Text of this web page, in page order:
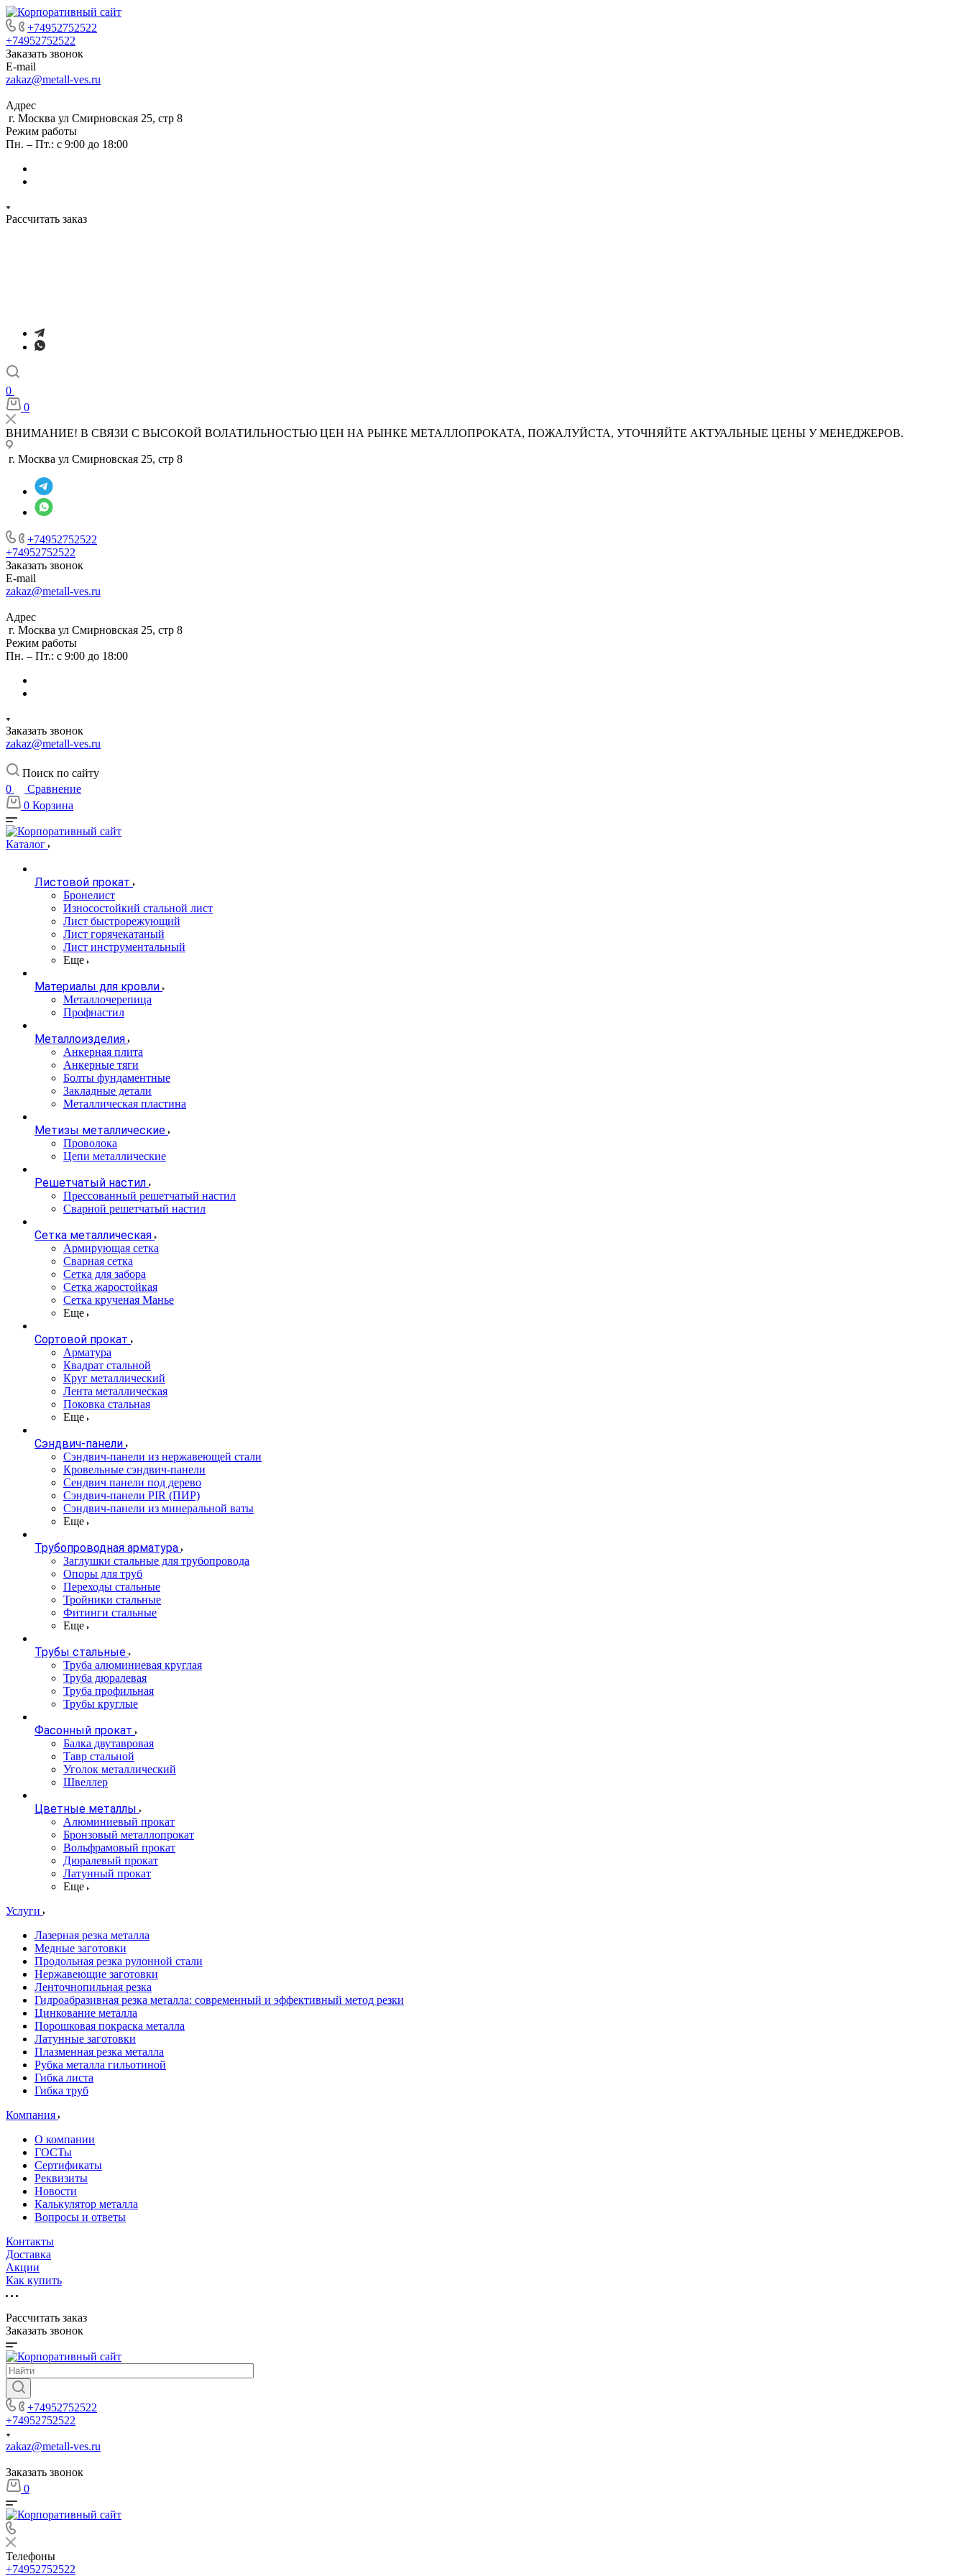
+74952752522
+74952752522
Заказать звонок
E-mail
zakaz@metall-ves.ru
Адрес
г. Москва ул Смирновская 25, стр 8
Режим работы
Пн. – Пт.: с 9:00 до 18:00
Рассчитать заказ
0
0
ВНИМАНИЕ! В СВЯЗИ С ВЫСОКОЙ ВОЛАТИЛЬНОСТЬЮ ЦЕН НА РЫНКЕ МЕТАЛЛОПРОКАТА, ПОЖАЛУЙСТА, УТОЧНЯЙТЕ АКТУАЛЬНЫЕ ЦЕНЫ У МЕНЕДЖЕРОВ.
г. Москва ул Смирновская 25, стр 8
+74952752522
+74952752522
Заказать звонок
E-mail
zakaz@metall-ves.ru
Адрес
г. Москва ул Смирновская 25, стр 8
Режим работы
Пн. – Пт.: с 9:00 до 18:00
Заказать звонок
zakaz@metall-ves.ru
Поиск по сайту
0
Сравнение
0 Корзина
Каталог
Листовой прокат
Бронелист
Износостойкий стальной лист
Лист быстрорежующий
Лист горячекатаный
Лист инструментальный
Еще
Материалы для кровли
Металлочерепица
Профнастил
Металлоизделия
Анкерная плита
Анкерные тяги
Болты фундаментные
Закладные детали
Металлическая пластина
Метизы металлические
Проволока
Цепи металлические
Решетчатый настил
Прессованный решетчатый настил
Сварной решетчатый настил
Сетка металлическая
Армирующая сетка
Сварная сетка
Сетка для забора
Сетка жаростойкая
Сетка крученая Манье
Еще
Сортовой прокат
Арматура
Квадрат стальной
Круг металлический
Лента металлическая
Поковка стальная
Еще
Сэндвич-панели
Cэндвич-панели из нержавеющей стали
Кровельные сэндвич-панели
Сендвич панели под дерево
Сэндвич-панели PIR (ПИР)
Сэндвич-панели из минеральной ваты
Еще
Трубопроводная арматура
Заглушки стальные для трубопровода
Опоры для труб
Переходы стальные
Тройники стальные
Фитинги стальные
Еще
Трубы стальные
Труба алюминиевая круглая
Труба дюралевая
Труба профильная
Трубы круглые
Фасонный прокат
Балка двутавровая
Тавр стальной
Уголок металлический
Швеллер
Цветные металлы
Алюминиевый прокат
Бронзовый металлопрокат
Вольфрамовый прокат
Дюралевый прокат
Латунный прокат
Еще
Услуги
Лазерная резка металла
Медные заготовки
Продольная резка рулонной стали
Нержавеющие заготовки
Ленточнопильная резка
Гидроабразивная резка металла: современный и эффективный метод резки
Цинкование металла
Порошковая покраска металла
Латунные заготовки
Плазменная резка металла
Рубка металла гильотиной
Гибка листа
Гибка труб
Компания
О компании
ГОСТы
Сертификаты
Реквизиты
Новости
Калькулятор металла
Вопросы и ответы
Контакты
Доставка
Акции
Как купить
Рассчитать заказ
Заказать звонок
+74952752522
+74952752522
zakaz@metall-ves.ru
Заказать звонок
0
Телефоны
+74952752522